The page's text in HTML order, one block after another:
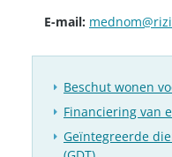
Beschut wonen
Financiering van
Geïntegreerde
E-mail: